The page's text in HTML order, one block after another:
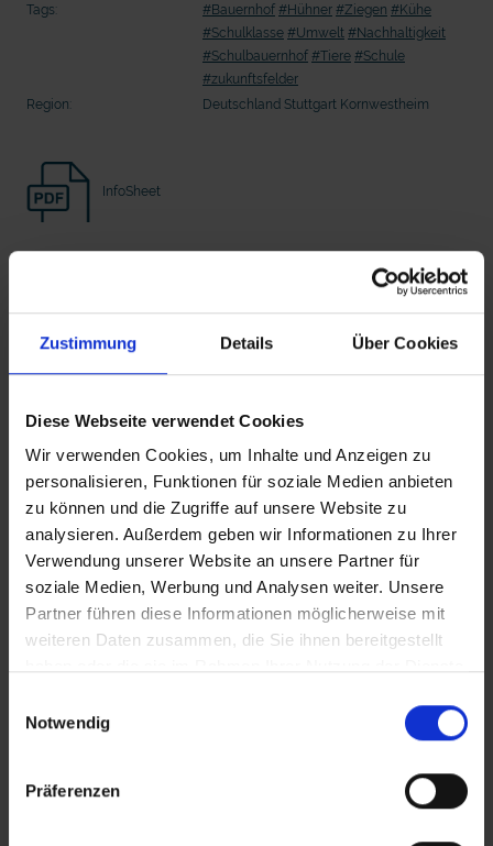
Zustimmung Details Über Cookies
Diese Webseite verwendet Cookies
Wir verwenden Cookies, um Inhalte und Anzeigen zu
personalisieren, Funktionen für soziale Medien anbieten
zu können und die Zugriffe auf unsere Website zu
analysieren. Außerdem geben wir Informationen zu Ihrer
Verwendung unserer Website an unsere Partner für
soziale Medien, Werbung und Analysen weiter. Unsere
Partner führen diese Informationen möglicherweise mit
weiteren Daten zusammen, die Sie ihnen bereitgestellt
Notwendig
Präferenzen
epd erklärt: Tag der Arbeit
In Sicherheit in Deutschland, in Gedanken im Krieg
Tags:
#Bauernhof #Hühner #Ziegen #Kühe
#Schulklasse #Umwelt #Nachhaltigkeit
#Schulbauernhof #Tiere #Schule
#zukunftsfelder
Region:
Deutschland Stuttgart Kornwestheim
InfoSheet
Vollversion
CLEAN_Schulbauernhof
iT_Schulbauernhof
Zusätzliches Material